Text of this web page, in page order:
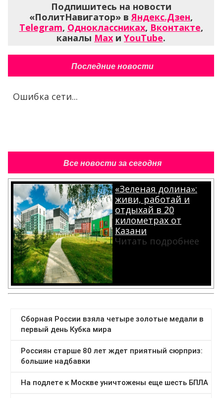
Подпишитесь на новости
«ПолитНавигатор» в Яндекс.Дзен,
Telegram, Одноклассниках, Вконтакте,
каналы Max и YouTube.
Последние новости
Ошибка сети...
Все новости за сегодня
«Зеленая долина»:
живи, работай и
отдыхай в 20
километрах от
Казани
Читать подробнее